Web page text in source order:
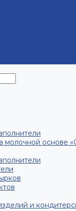
молочной основе
и